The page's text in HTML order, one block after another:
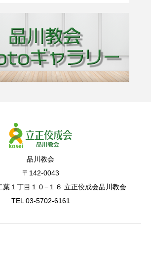
品川教会
〒142-0043
葉１丁目１０−１６ 立正佼成会品川教会
TEL 03-5702-6161